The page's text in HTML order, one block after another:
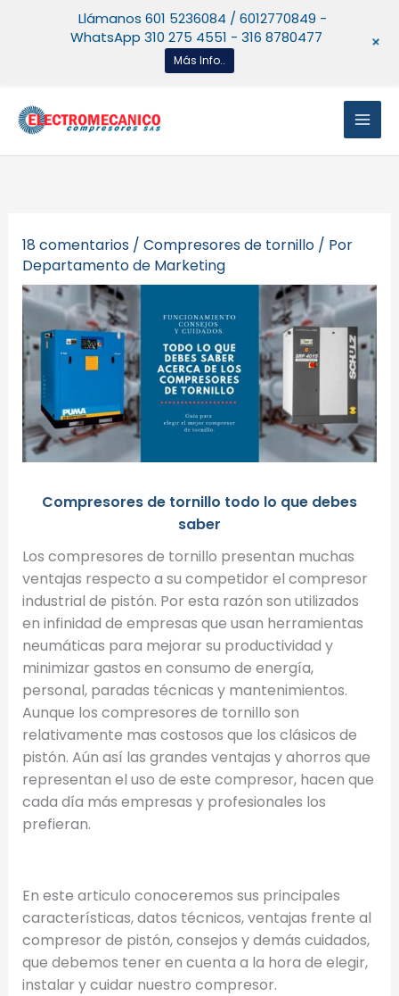
18 comentarios / Compresores de tornillo/ Por
Departamento de Marketing
Compresores de tornillo todo lo que debes
saber
Los compresores de tornillo presentan muchas
ventajas respecto a su competidor el compresor
industrial de pistón. Por esta razón son utilizados
en infinidad de empresas que usan herramientas
neumáticas para mejorar su productividad y
minimizar gastos en consumo de energía,
personal, paradas técnicas y mantenimientos.
Aunque los compresores de tornillo son
relativamente mas costosos que los clásicos de
pistón. Aún así las grandes ventajas y ahorros que
representan el uso de este compresor, hacen que
cada día más empresas y profesionales los
prefieran.
En este articulo conoceremos sus principales
características, datos técnicos, ventajas frente al
compresor de pistón, consejos y demás cuidados,
que debemos tener en cuenta a la hora de elegir,
instalar y cuidar nuestro compresor.
Llámanos 601 5236084 / 6012770849 -
WhatsApp 310 275 4551 - 316 8780477
Más Info..
+